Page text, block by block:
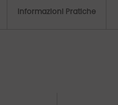
Informazioni Pratiche